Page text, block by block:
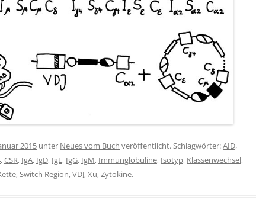
2015 unter Neues vom Buch veröffentlicht. Schlagwörter:AID,
,CSR, IgA, IgD, IgE, IgG, IgM, Immunglobuline, Isotyp, Klassenwechsel,
,Switch Region,VDJ,Xu,Zytokine.